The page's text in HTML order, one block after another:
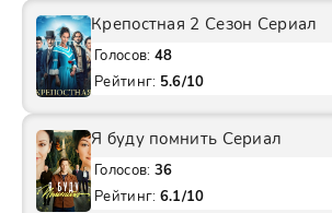
Крепостная 2 Сезон Сериал
Голосов: 48
Рейтинг: 5.6/10
Я буду помнить Сериал
Голосов: 36
Рейтинг: 6.1/10